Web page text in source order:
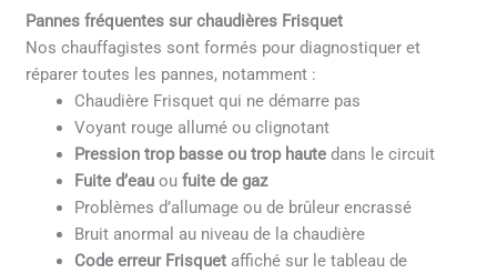
Pannes fréquentes sur chaudières Frisquet
Nos chauffagistes sont formés pour diagnostiquer et
réparer toutes les pannes, notamment :
Chaudière Frisquet qui ne démarre pas
Voyant rouge allumé ou clignotant
Pression trop basse ou trop haute dans le circuit
Fuite d’eau oufuite de gaz
Problèmes d’allumage ou de brûleur encrassé
Bruit anormal au niveau de la chaudière
Code erreur Frisquet affiché sur le tableau de